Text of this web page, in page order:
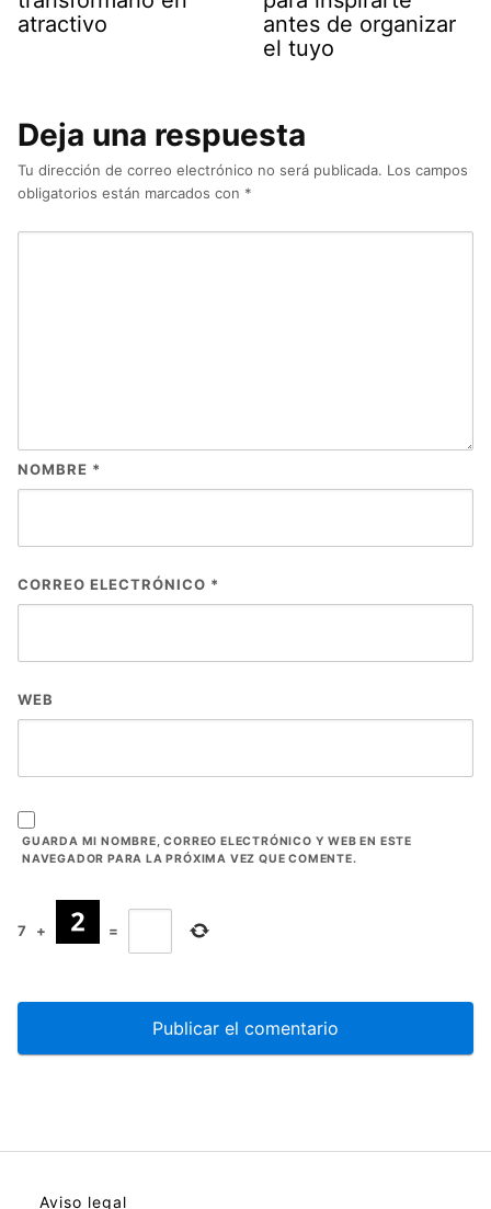
atractivo
antes de organizar
el tuyo
Deja una respuesta
Tu dirección de correo electrónico no será publicada. Los campos
obligatorios están marcados con *
NOMBRE *
CORREO ELECTRÓNICO *
WEB
GUARDA MI NOMBRE, CORREO ELECTRÓNICO Y WEB EN ESTE
NAVEGADOR PARA LA PRÓXIMA VEZ QUE COMENTE.
7 + =
Aviso legal